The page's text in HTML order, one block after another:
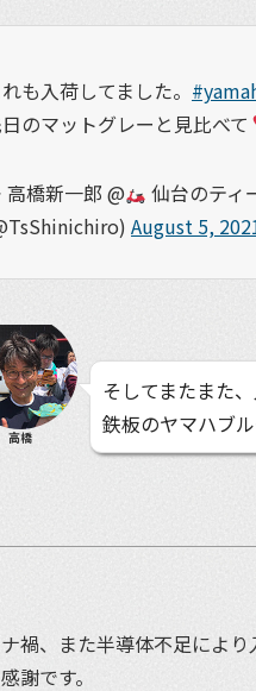
も入荷してました。
のマットグレーと見比べて
橋新一郎 @
仙台のティ
August 5,
高橋
そしてまたまた
鉄板のヤマハブル
禍、また半導体不足によ
謝です。